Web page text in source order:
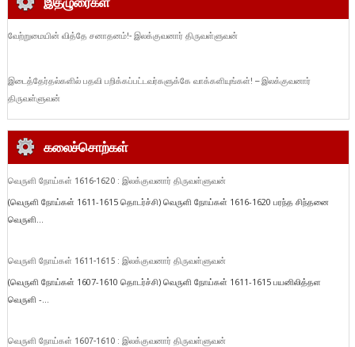
வேற்றுமையின் வித்தே சனாதனம்!- இலக்குவனார் திருவள்ளுவன்
இடைத்தேர்தல்களில் பதவி பறிக்கப்பட்டவர்களுக்கே வாக்களியுங்கள்! – இலக்குவனார்
திருவள்ளுவன்
கலைச்சொற்கள்
வெருளி நோய்கள் 1616-1620 : இலக்குவனார் திருவள்ளுவன்
(வெருளி நோய்கள் 1611-1615 தொடர்ச்சி) வெருளி நோய்கள் 1616-1620 பரந்த சிந்தனை
வெருளி...
வெருளி நோய்கள் 1611-1615 : இலக்குவனார் திருவள்ளுவன்
(வெருளி நோய்கள் 1607-1610 தொடர்ச்சி) வெருளி நோய்கள் 1611-1615 பயனிலித்தள
வெருளி -...
வெருளி நோய்கள் 1607-1610 : இலக்குவனார் திருவள்ளுவன்